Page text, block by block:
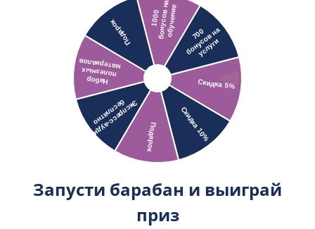
Запусти барабан и выиграй
приз